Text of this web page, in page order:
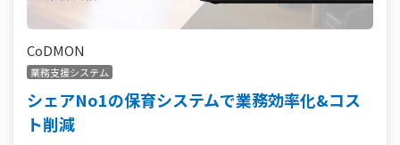
CoDMON
業務支援システム
シェアNo1の保育システムで業務効率化&コス
ト削減